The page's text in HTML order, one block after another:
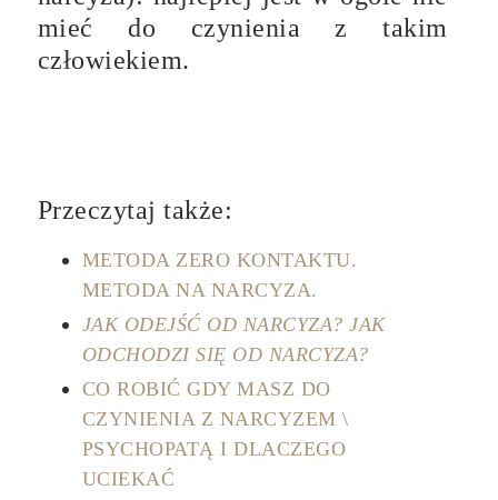
mieć do czynienia z takim
człowiekiem.
Przeczytaj także:
METODA ZERO KONTAKTU.
METODA NA NARCYZA.
JAK ODEJŚĆ OD NARCYZA? JAK
ODCHODZI SIĘ OD NARCYZA?
CO ROBIĆ GDY MASZ DO
CZYNIENIA Z NARCYZEM \
PSYCHOPATĄ I DLACZEGO
UCIEKAĆ